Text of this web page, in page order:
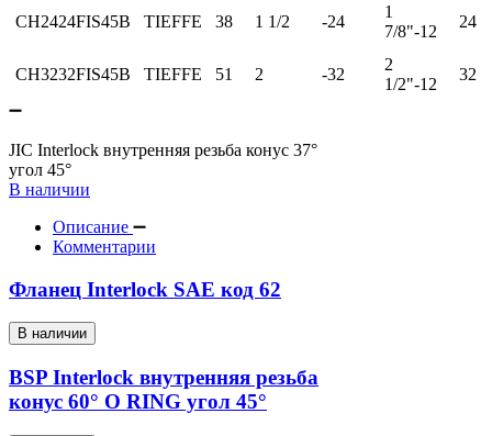
CH2424FIS45B TIEFFE 38 1 1/2 -24
1
7/8"-12
24
CH3232FIS45B TIEFFE 51 2 -32
2
1/2"-12
32
JIC Interlock внутренняя резьба конус 37°
угол 45°
В наличии
Описание
Комментарии
Фланец Interlock SAE код 62
В наличии
BSP Interlock внутренняя резьба
конус 60° O RING угол 45°